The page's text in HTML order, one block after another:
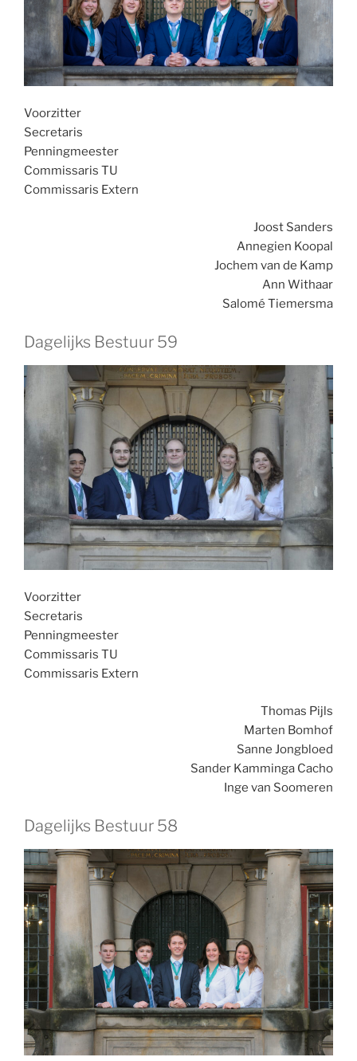
Voorzitter
Secretaris
Penningmeester
Commissaris TU
Commissaris Extern
Joost Sanders
Annegien Koopal
Jochem van de Kamp
Ann Withaar
Salomé Tiemersma
Dagelijks Bestuur 59
Voorzitter
Secretaris
Penningmeester
Commissaris TU
Commissaris Extern
Thomas Pijls
Marten Bomhof
Sanne Jongbloed
Sander Kamminga Cacho
Inge van Soomeren
Dagelijks Bestuur 58